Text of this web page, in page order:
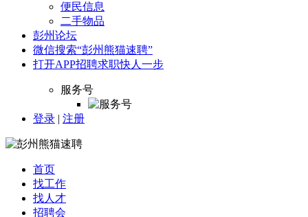
便民信息
二手物品
彭州论坛
微信搜索“彭州熊猫速聘”
打开APP招聘求职快人一步
服务号
登录 | 注册
首页
找工作
找人才
招聘会